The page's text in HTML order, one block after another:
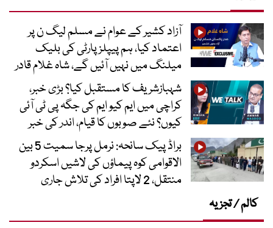
آزاد کشیر کے عوام نے مسلم لیگ ن پر
اعتماد کیا، ہم پیپلز پارٹی کی بلیک
میلنگ میں نہیں آئیں گے، شاہ غلام قادر
شہبازشریف کا مستقبل کیا؟ بڑی خبر،
کراچی میں ایم کیو ایم کی جگہ پی ٹی آئی
کیوں؟ نئے صوبوں کا قیام، اندر کی خبر
براڈ پیک سانحہ: نرمل پرجا سمیت 5 بین
الاقوامی کوہ پیماؤں کی لاشیں اسکردو
منتقل، 2 لاپتا افراد کی تلاش جاری
کالم / تجزیہ